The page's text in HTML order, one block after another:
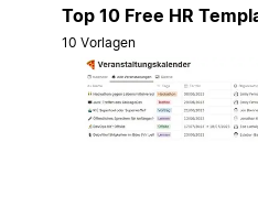
Top 10 Free HR
10 Vorlagen